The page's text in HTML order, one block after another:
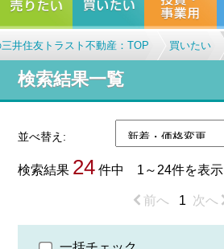
井住友トラスト不動産：TOP 買いたい
検索結果一覧
並べ替え:
検索結果 24 件中 1～24件を表示
前へ 1 次へ